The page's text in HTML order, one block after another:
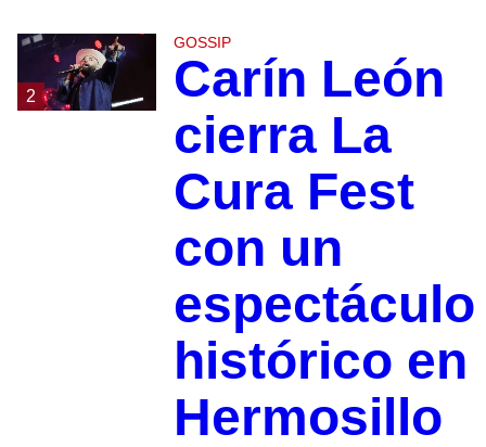
2
GOSSIP
Carín León
cierra La
Cura Fest
con un
espectáculo
histórico en
Hermosillo